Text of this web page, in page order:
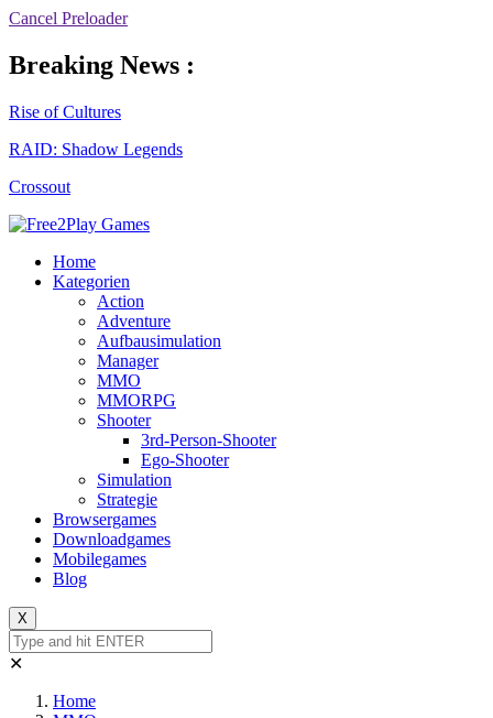
Cancel Preloader
Breaking News :
Rise of Cultures
RAID: Shadow Legends
Crossout
Home
Kategorien
Action
Adventure
Aufbausimulation
Manager
MMO
MMORPG
Shooter
3rd-Person-Shooter
Ego-Shooter
Simulation
Strategie
Browsergames
Downloadgames
Mobilegames
Blog
X
✕
Home